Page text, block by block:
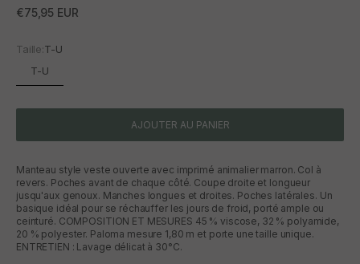
Prix promotionnel
€75,95 EUR
Taille:T-U
T-U
AJOUTER AU PANIER
Manteau style veste ouverte avec imprimé animalier marron. Col à
revers. Poches avant de chaque côté. Coupe droite et longueur
jusqu'aux genoux. Manches longues et droites. Poches latérales. Un
basique idéal pour se réchauffer les jours de froid, porté ample ou
ceinturé. COMPOSITION ET MESURES 45 % viscose, 32 % polyamide,
20 % polyester. Paloma mesure 1,80 m et porte une taille unique.
ENTRETIEN : Lavage délicat à 30°C.